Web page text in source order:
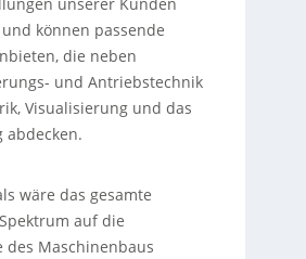
können passende
die neben
und Antriebstechnik
Visualisierung und das
abdecken.
wäre das gesamte
auf die
des Maschinenbaus